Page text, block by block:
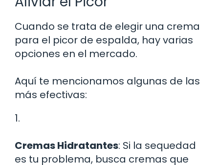
Cuando se trata de elegir una crema
para el picor de espalda, hay varias
opciones en el mercado.
Aquí te mencionamos algunas de las
más efectivas:
1.
Cremas Hidratantes: Si la sequedad
es tu problema, busca cremas que